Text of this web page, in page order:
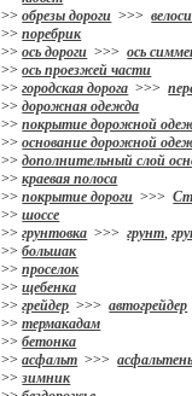
>>обрезы дороги >>>
>>поребрик
>>ось дороги >>>ось
>>ось проезжей части
>>городская дорога >>>
>>дорожная одежда
>>покрытие дорожной
>>основание дорожной
>>дополнительный слой
>>краевая полоса
>>покрытие дороги >>>
>>шоссе
>>грунтовка >>>грунт,
>>большак
>>проселок
>>щебенка
>>грейдер >>>автогрейдер
>>термакадам
>>бетонка
>>асфальт >>>
>>зимник